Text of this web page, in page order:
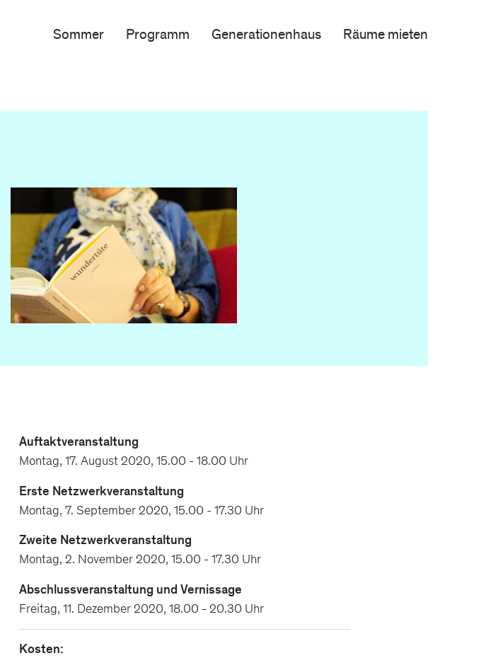
Sommer Programm Generationenhaus Räume mieten
Auftaktveranstaltung
Montag, 17. August 2020, 15.00 - 18.00 Uhr
Erste Netzwerkveranstaltung
Montag, 7. September 2020, 15.00 - 17.30 Uhr
Zweite Netzwerkveranstaltung
Montag, 2. November 2020, 15.00 - 17.30 Uhr
Abschlussveranstaltung und Vernissage
Freitag, 11. Dezember 2020, 18.00 - 20.30 Uhr
Kosten: